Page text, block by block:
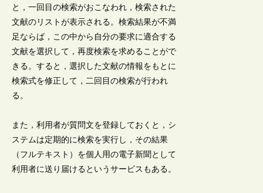
と，一回目の検索がおこなわれ，検索された
文献のリストが表示される。検索結果が不満
足ならば，この中から自分の要求に適合する
文献を選択して，再度検索を求めることがで
きる。すると，選択した文献の情報をもとに
検索式を修正して，二回目の検索が行われ
る。
また，利用者が質問文を登録しておくと，シ
ステムは定期的に検索を実行し，その結果
（フルテキスト）を個人用の電子新聞として
利用者に送り届けるというサービスもある。